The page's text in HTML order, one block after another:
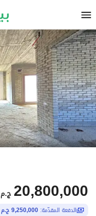
ج.م 20,800,000
الدفعة المقدّمة: 9,250,000 ج.م